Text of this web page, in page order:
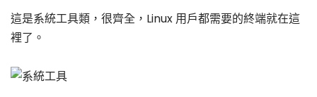
這是系統工具類，很齊全，Linux 用戶都需要的終端就在這
裡了。